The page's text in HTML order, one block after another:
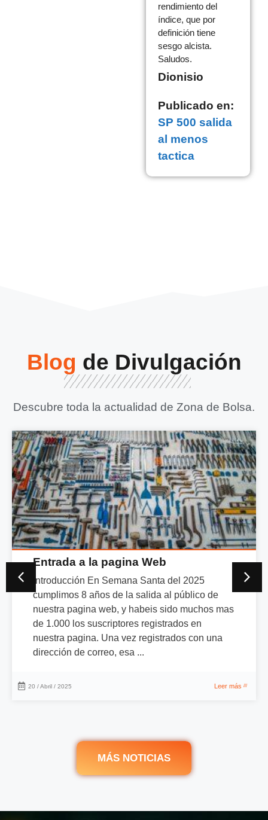
rendimiento del
índice, que por
definición tiene
sesgo alcista.
Saludos.
Dionisio
Publicado en:
SP 500 salida
al menos
tactica
Blog de Divulgación
Descubre toda la actualidad de Zona de Bolsa.
Entrada a la pagina Web
Introducción En Semana Santa del 2025
cumplimos 8 años de la salida al público de
nuestra pagina web, y habeis sido muchos mas
de 1.000 los suscriptores registrados en
nuestra pagina. Una vez registrados con una
dirección de correo, esa ...
20 / Abril / 2025 Leer más ///
MÁS NOTICIAS